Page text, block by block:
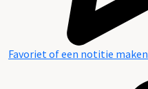
Favoriet of een notitie maken